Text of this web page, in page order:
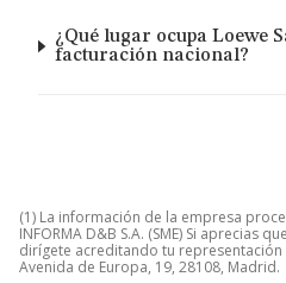
¿Qué lugar ocupa Loewe
facturación nacional?
(1) La información de la empresa
INFORMA D&B S.A. (SME) Si aprecias
dirígete acreditando tu
Avenida de Europa, 19, 28108, Madrid.